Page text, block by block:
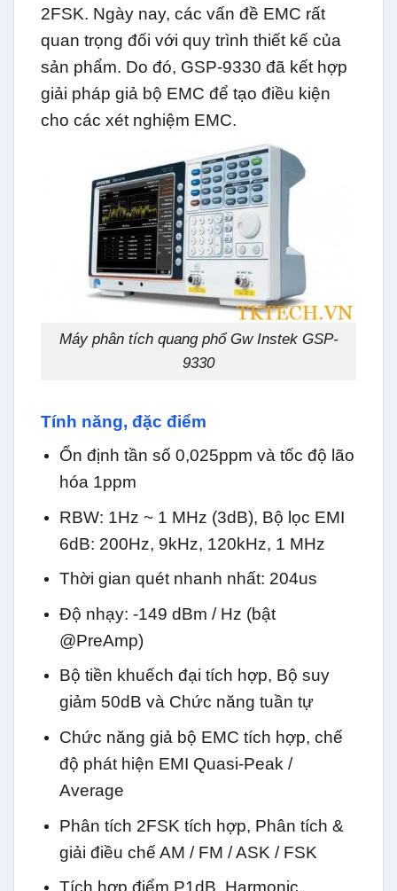
2FSK. Ngày nay, các vấn đề EMC rất
quan trọng đối với quy trình thiết kế của
sản phẩm. Do đó, GSP-9330 đã kết hợp
giải pháp giả bộ EMC để tạo điều kiện
cho các xét nghiệm EMC.
Máy phân tích quang phổ Gw Instek GSP-
9330
Tính năng, đặc điểm
Ổn định tần số 0,025ppm và tốc độ lão
hóa 1ppm
RBW: 1Hz ~ 1 MHz (3dB), Bộ lọc EMI
6dB: 200Hz, 9kHz, 120kHz, 1 MHz
Thời gian quét nhanh nhất: 204us
Độ nhạy: -149 dBm / Hz (bật
@PreAmp)
Bộ tiền khuếch đại tích hợp, Bộ suy
giảm 50dB và Chức năng tuần tự
Chức năng giả bộ EMC tích hợp, chế
độ phát hiện EMI Quasi-Peak /
Average
Phân tích 2FSK tích hợp, Phân tích &
giải điều chế AM / FM / ASK / FSK
Tích hợp điểm P1dB, Harmonic,